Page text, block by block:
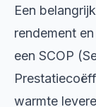
Een
rendement
een SCOP
warmte